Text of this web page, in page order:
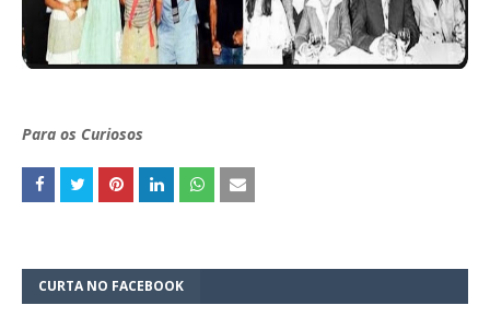
Para os Curiosos
CURTA NO FACEBOOK